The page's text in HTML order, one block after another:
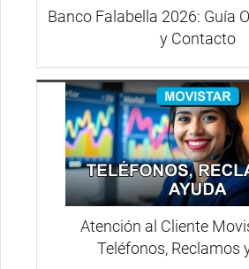
Banco Falabella 2026: Guía
y Contacto
Atención al Cliente
Teléfonos, Reclamos